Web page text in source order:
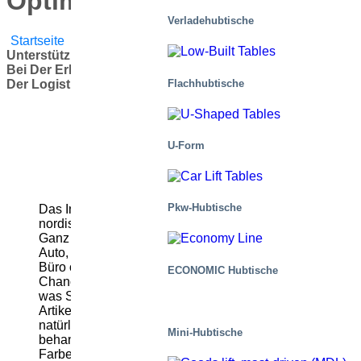
Verladehubtische
Flachhubtische
U-Form
Pkw-Hubtische
ECONOMIC Hubtische
Mini-Hubtische
Startseite
Unterstützung Des Einzelhandelsunternehmens Biltema
Bei Der Erhöhung Der Sicherheit Und Der Optimierung
Der Logistik
Das Inventar von Biltema beeindruckt die
nordischen Einkäufer schon seit vielen Jahren.
Ganz gleich, ob Sie für Ihr Haus, Ihren Garten, Ihr
Auto, Ihr Motorrad, Ihren Campingausflug, Ihr
Büro oder Ihren Wohnwagen einkaufen, die
Chancen stehen gut, dass Sie bei Biltema finden,
was Sie suchen. Bei mehreren hunderttausend
Artikeln, die sie auf Lager haben, ist es nur
natürlich, dass einige davon mit Sorgfalt
behandelt werden müssen. Gegenstände wie
Farben, Lösungsmittel, Druckbehälter,